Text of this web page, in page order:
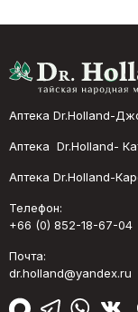
Аптека Dr.Holland-
Аптека Dr.Holland-
Аптека Dr.Holland-
Телефон:
+66 (0) 852-18-67-04
Почта:
dr.holland@yandex.ru